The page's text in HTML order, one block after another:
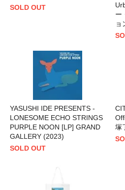
SOLD OUT
ー
ョ
YASUSHI IDE PRESENTS -
LONESOME ECHO STRINGS
PURPLE NOON [LP] GRAND
GALLERY (2023)
SOLD OUT
塚